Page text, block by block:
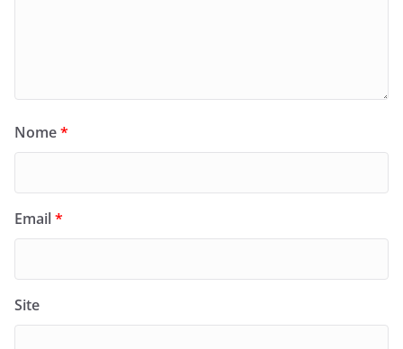
Nome*
Email*
Site